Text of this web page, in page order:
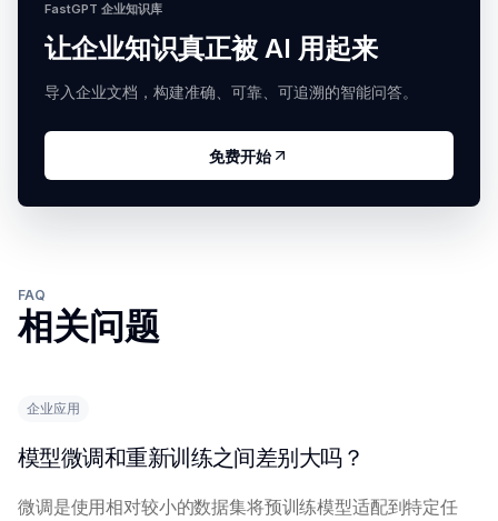
FastGPT 企业知识库
让企业知识真正被 AI 用起来
导入企业文档，构建准确、可靠、可追溯的智能问答。
免费开始
FAQ
相关问题
企业应用
模型微调和重新训练之间差别大吗？
微调是使用相对较小的数据集将预训练模型适配到特定任